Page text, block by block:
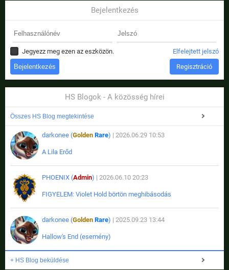
Bejelentkezés
Jegyezz meg ezen az eszközön. Elfelejtett jelszó
Regisztráció
HS Blogok - A közösség hírei
Összes HS Blog megtekintése
darkonee (Golden Rare) | 2026.06.29 10:53
A Lila Erőd
PHOENIX (Admin) | 2026.06.10 20:23
FIGYELEM: Violet Hold börtön meghibásodás
darkonee (Golden Rare) | 2025.09.23 13:44
Hallow's End (esemény)
+ HS Blog beküldése